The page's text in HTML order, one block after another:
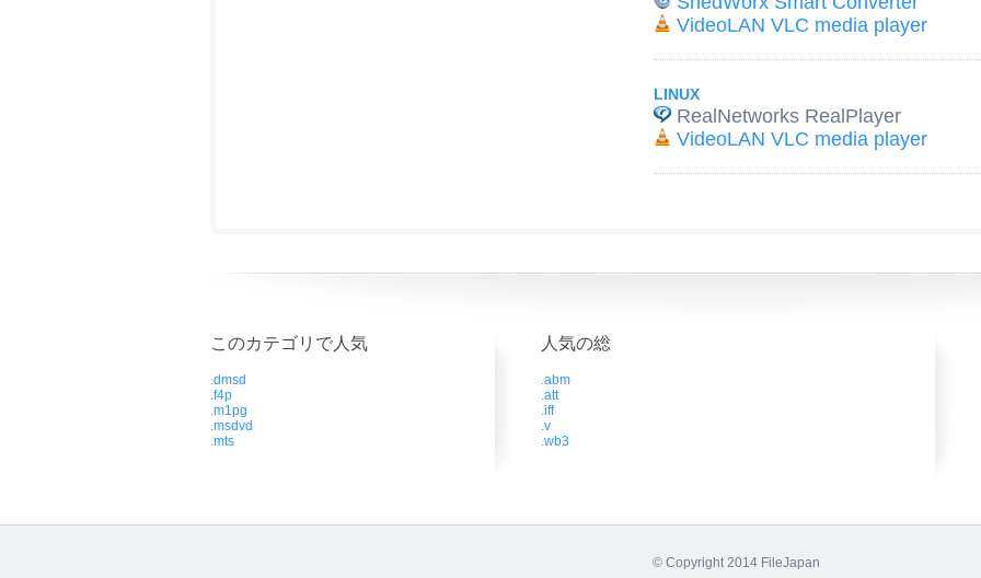
VideoLAN VLC media player
LINUX
RealNetworks RealPlayer
VideoLAN VLC media player
このカテゴリで人気
.dmsd
.f4p
.m1pg
.msdvd
.mts
人気の総
.abm
.att
.iff
.v
.wb3
© Copyright 2014 FileJapan